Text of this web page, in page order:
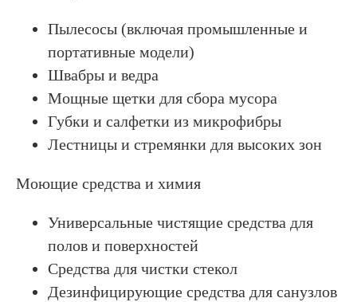
Пылесосы (включая промышленные и
портативные модели)
Швабры и ведра
Мощные щетки для сбора мусора
Губки и салфетки из микрофибры
Лестницы и стремянки для высоких зон
Моющие средства и химия
Универсальные чистящие средства для
полов и поверхностей
Средства для чистки стекол
Дезинфицирующие средства для санузлов